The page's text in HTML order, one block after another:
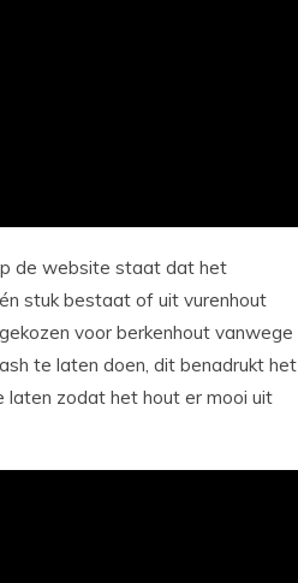
de website staat dat het
stuk bestaat of uit vurenhout
voor berkenhout vanwege
te laten doen, dit benadrukt het
laten zodat het hout er mooi uit